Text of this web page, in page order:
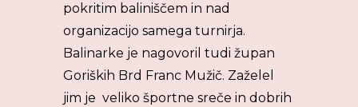
pokritim baliniščem in nad
organizacijo samega turnirja.
Balinarke je nagovoril tudi župan
Goriških Brd Franc Mužič. Zaželel
jim je veliko športne sreče in dobrih